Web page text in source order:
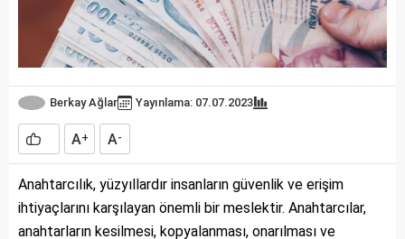
Berkay Ağlar Yayınlama: 07.07.2023
A+ A-
Anahtarcılık, yüzyıllardır insanların güvenlik ve erişim
ihtiyaçlarını karşılayan önemli bir meslektir. Anahtarcılar,
anahtarların kesilmesi, kopyalanması, onarılması ve